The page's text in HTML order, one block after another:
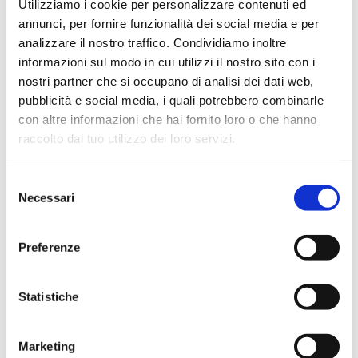
Utilizziamo i cookie per personalizzare contenuti ed
annunci, per fornire funzionalità dei social media e per
analizzare il nostro traffico. Condividiamo inoltre
informazioni sul modo in cui utilizzi il nostro sito con i
nostri partner che si occupano di analisi dei dati web,
pubblicità e social media, i quali potrebbero combinarle
con altre informazioni che hai fornito loro o che hanno
raccolto dal tuo utilizzo dei loro servizi.
delNecessari
Preferenze
Statistiche
Marketing
diventare parte attiva di questo straordinario viaggio verso il
domani. Innovazione, scienza e sostenibilità non saranno
solo le parole chiave del futuro, ma le basi per costruire un
mondo migliore.
Primo incontro: Prof, che lavoro farò da
grande?
ci Piace", inaugura il ciclo "Future Lab" con un incontro
dedicato alle trasformazioni del lavoro. Con il suo stile
coinvolgente, esplorerà come l'innovazione tecnologica e
l'intelligenza artificiale stanno ridisegnando il panorama
i ruoli tradizionali.
reinventare la didattica nell'era digitale, Schettini si